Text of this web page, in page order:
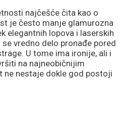
najčešće čita kao o
je često manje glamurozna
elegantnih lopova i laserskih
vredno delo pronađe pored
U tome ima ironije, ali i
na najneobičnijim
ne nestaje dokle god postoji